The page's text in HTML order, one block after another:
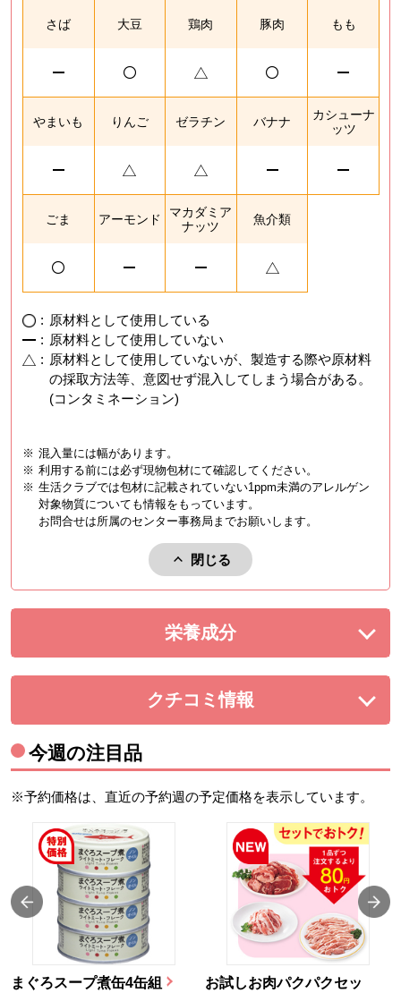
さば 大豆 鶏肉 豚肉 もも
やまいも りんご ゼラチン バナナ
カシューナ
ッツ
ごま アーモンド
マカダミア
ナッツ
魚介類
: 原材料として使用している
: 原材料として使用していない
: 原材料として使用していないが、製造する際や原材料
の採取方法等、意図せず混入してしまう場合がある。
(コンタミネーション)
※ 混入量には幅があります。
※ 利用する前には必ず現物包材にて確認してください。
※ 生活クラブでは包材に記載されていない1ppm未満のアレルゲン
対象物質についても情報をもっています。
お問合せは所属のセンター事務局までお願いします。
閉じる
アレルゲンを閉じる。
栄養成分を展開する。
クチコミ情報
を展開する。
今週の注目品
※予約価格は、直近の予約週の予定価格を表示しています。
まぐろスープ煮缶4缶組
お試しお肉パクパクセッ